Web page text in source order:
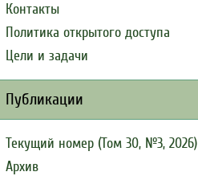
Контакты
Политика открытого доступа
Цели и задачи
Публикации
Текущий номер (Том 30, №3, 2026)
Архив